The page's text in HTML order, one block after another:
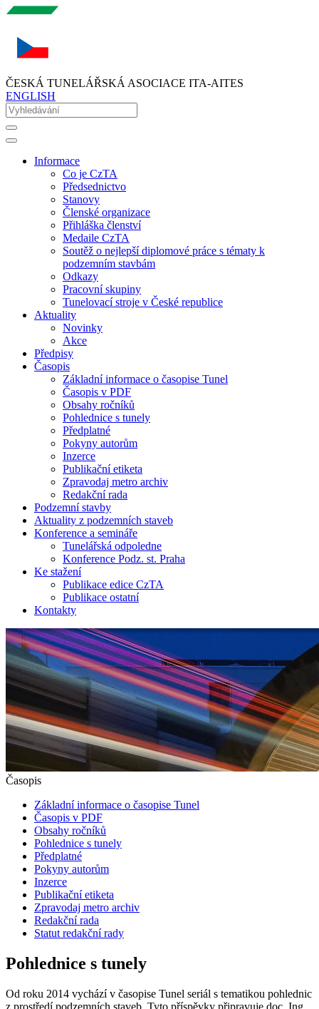
ČESKÁ TUNELÁŘSKÁ ASOCIACE ITA-AITES
ENGLISH
Informace
Co je CzTA
Předsednictvo
Stanovy
Členské organizace
Přihláška členství
Medaile CzTA
Soutěž o nejlepší diplomové práce s tématy k
podzemním stavbám
Odkazy
Pracovní skupiny
Tunelovací stroje v České republice
Aktuality
Novinky
Akce
Předpisy
Časopis
Základní informace o časopise Tunel
Časopis v PDF
Obsahy ročníků
Pohlednice s tunely
Předplatné
Pokyny autorům
Inzerce
Publikační etiketa
Zpravodaj metro archiv
Redakční rada
Podzemní stavby
Aktuality z podzemních staveb
Konference a semináře
Tunelářská odpoledne
Konference Podz. st. Praha
Ke stažení
Publikace edice CzTA
Publikace ostatní
Kontakty
Časopis
Základní informace o časopise Tunel
Časopis v PDF
Obsahy ročníků
Pohlednice s tunely
Předplatné
Pokyny autorům
Inzerce
Publikační etiketa
Zpravodaj metro archiv
Redakční rada
Statut redakční rady
Pohlednice s tunely
Od roku 2014 vychází v časopise Tunel seriál s tematikou pohlednic
z prostředí podzemních staveb. Tyto příspěvky připravuje doc. Ing.